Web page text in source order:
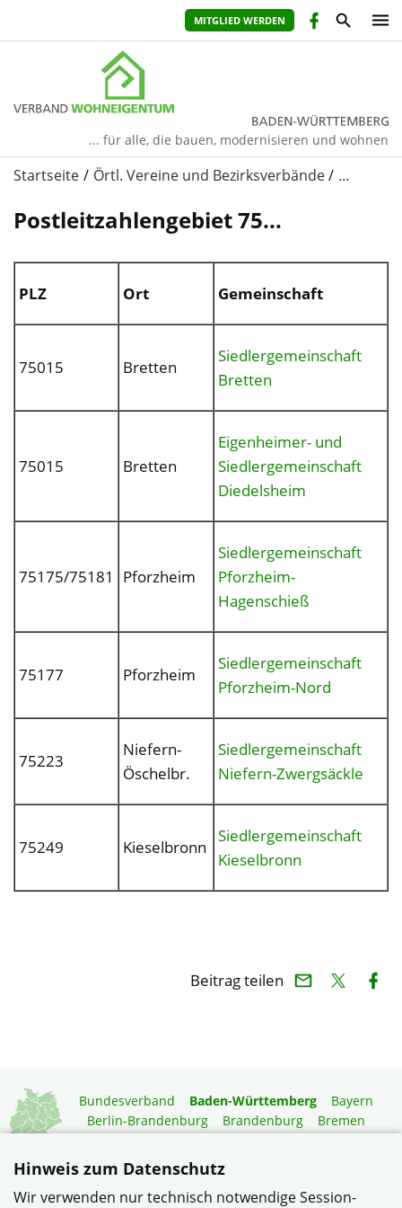
MITGLIED WERDEN
... für alle, die bauen, modernisieren und wohnen
Startseite Örtl. Vereine und Bezirksverbände …
Postleitzahlengebiet 75...
PLZ Ort Gemeinschaft
75015 Bretten
Siedlergemeinschaft
Bretten
75015 Bretten
Eigenheimer- und
Siedlergemeinschaft
Diedelsheim
75175/75181 Pforzheim
Siedlergemeinschaft
Pforzheim-
Hagenschieß
75177 Pforzheim
Siedlergemeinschaft
Pforzheim-Nord
75223
Niefern-
Öschelbr.
Siedlergemeinschaft
Niefern-Zwergsäckle
75249 Kieselbronn
Siedlergemeinschaft
Kieselbronn
Beitrag teilen
Bundesverband Baden-Württemberg
Bayern
Berlin-Brandenburg
Brandenburg
Bremen
Niedersachsen
Rheinland-Pfalz
Saarland
Sachsen-Anhalt
Schleswig-Holstein Thüringen
Hinweis zum Datenschutz
Wir verwenden nur technisch notwendige Session-